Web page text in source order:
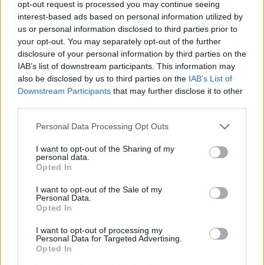
opt-out request is processed you may continue seeing
interest-based ads based on personal information utilized by
us or personal information disclosed to third parties prior to
your opt-out. You may separately opt-out of the further
disclosure of your personal information by third parties on the
IAB’s list of downstream participants. This information may
also be disclosed by us to third parties on the IAB’s List of
Downstream Participants that may further disclose it to other
Personal Data Processing Opt Outs
I want to opt-out of the Sharing of my
personal data.
Opted In
I want to opt-out of the Sale of my
Personal Data.
Opted In
I want to opt-out of processing my
Personal Data for Targeted Advertising.
Opted In
ARTICOLO PRECEDENTE
Arte, filosofia e cultura sono
risorse fondamentali per il
benessere individuale e
collettivo
ARTICOLO SUCCESSIVO
Mutui, nel 2026 i tassi resteranno
invariati
STAY CONNECTED
9,253
Fans